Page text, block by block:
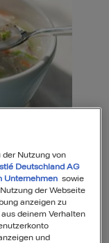
55Min Mittel
Nutzung von
Deutschland AG
Unternehmen sowie
der Webseite
anzeigen zu
deinem Verhalten
und